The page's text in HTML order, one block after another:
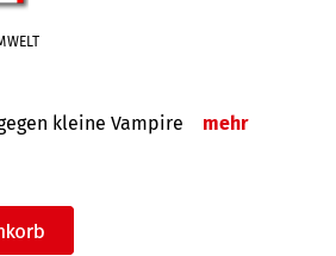
kleine Vampire mehr